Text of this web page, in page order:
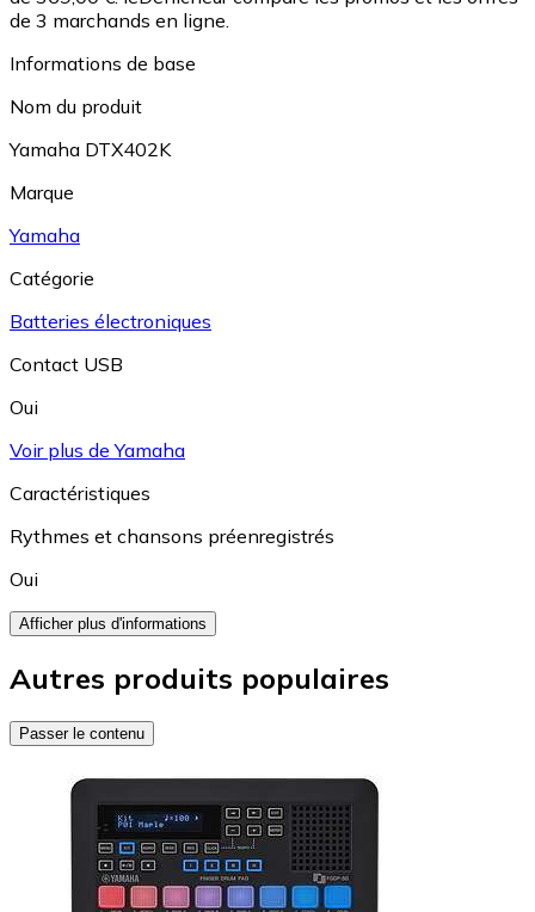
de 3 marchands en ligne.
Informations de base
Nom du produit
Yamaha DTX402K
Marque
Yamaha
Catégorie
Batteries électroniques
Contact USB
Oui
Voir plus de Yamaha
Caractéristiques
Rythmes et chansons préenregistrés
Oui
Afficher plus d'informations
Autres produits populaires
Passer le contenu